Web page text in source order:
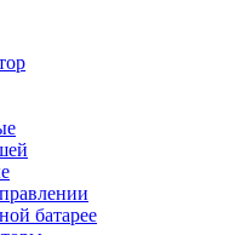
батарее